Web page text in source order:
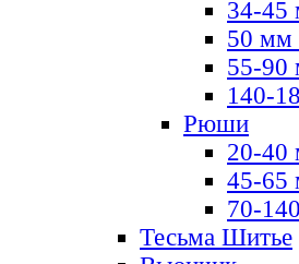
34-45
50 мм
55-90
140-
Рюши
20-
45-
70-
Тесьма Шитье